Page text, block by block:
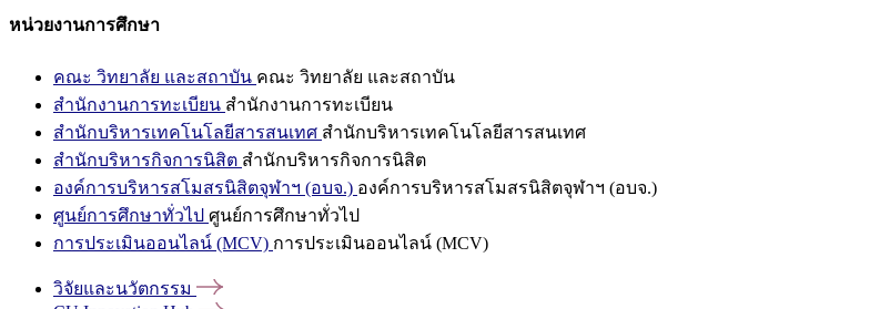
หน่วยงานการศึกษา
คณะ วิทยาลัย และสถาบัน คณะ วิทยาลัย และสถาบัน
สำนักงานการทะเบียน สำนักงานการทะเบียน
สำนักบริหารเทคโนโลยีสารสนเทศ สำนักบริหารเทคโนโลยีสารสนเทศ
สำนักบริหารกิจการนิสิต สำนักบริหารกิจการนิสิต
องค์การบริหารสโมสรนิสิตจุฬาฯ (อบจ.) องค์การบริหารสโมสรนิสิตจุฬาฯ (อบจ.)
ศูนย์การศึกษาทั่วไป ศูนย์การศึกษาทั่วไป
การประเมินออนไลน์ (MCV) การประเมินออนไลน์ (MCV)
วิจัยและนวัตกรรม